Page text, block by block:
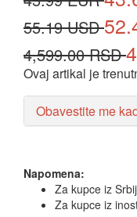
55.19 USD
4,599.00 RSD
Ovaj artikal je
Obavestite me
Napomena:
Za kupce iz
Za kupce iz